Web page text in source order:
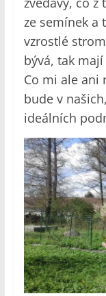
ze semínek a
vzrostlé
bývá, tak
Co mi ale ani
bude v
ideálních